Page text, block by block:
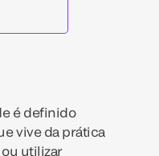
é definido
vive da prática
utilizar